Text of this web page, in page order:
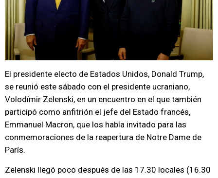
El presidente electo de Estados Unidos, Donald Trump,
se reunió este sábado con el presidente ucraniano,
Volodímir Zelenski, en un encuentro en el que también
participó como anfitrión el jefe del Estado francés,
Emmanuel Macron, que los había invitado para las
conmemoraciones de la reapertura de Notre Dame de
París.
Zelenski llegó poco después de las 17.30 locales (16.30